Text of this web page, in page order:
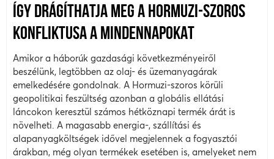
ÍGY DRÁGÍTHATJA MEG A HORMUZI-SZOROS
KONFLIKTUSA A MINDENNAPOKAT
Amikor a háborúk gazdasági következményeiről
beszélünk, legtöbben az olaj- és üzemanyagárak
emelkedésére gondolnak. A Hormuzi-szoros körüli
geopolitikai feszültség azonban a globális ellátási
láncokon keresztül számos hétköznapi termék árát is
növelheti. A magasabb energia-, szállítási és
alapanyagköltségek idővel megjelennek a fogyasztói
árakban, még olyan termékek esetében is, amelyeket nem